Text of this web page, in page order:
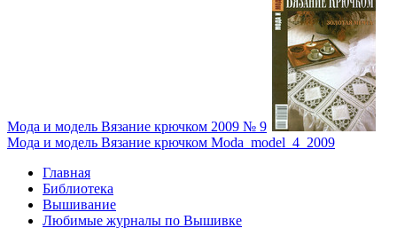
Мода и модель Вязание крючком 2009 № 9
Мода и модель Вязание крючком Moda_model_4_2009
Главная
Библиотека
Вышивание
Любимые журналы по Вышивке